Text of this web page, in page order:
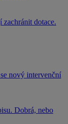
dotace.
nový intervenční
Dobrá, nebo